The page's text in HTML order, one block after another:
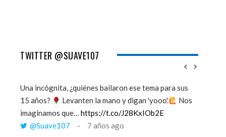
TWITTER @SUAVE107
Una incógnita, ¿quiénes bailaron ese tema para sus
15 años?
Levanten la mano y digan 'yooo'.
Nos
imaginamos que… https://t.co/J28KxIOb2E
@Suave107
7 años ago